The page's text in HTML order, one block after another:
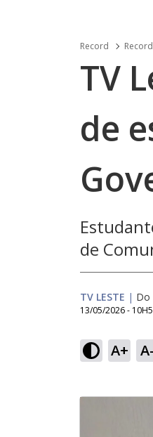
Record
TV
de
de
TV LESTE | Do
13/05/2026 -
A+ A-